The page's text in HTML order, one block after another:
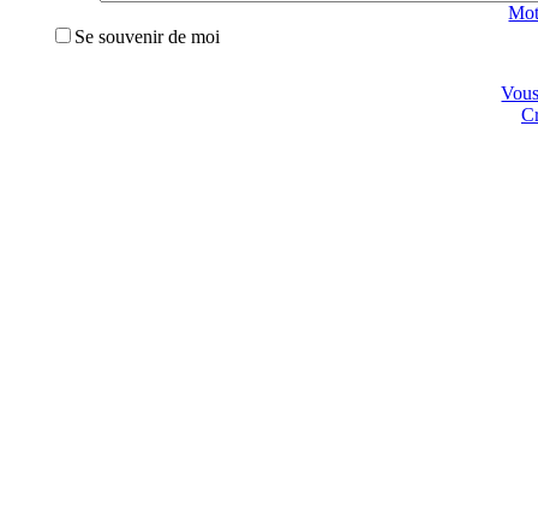
Se souvenir de moi